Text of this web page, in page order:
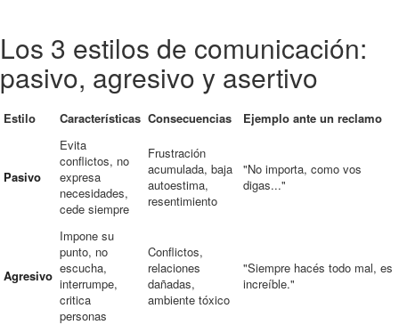
Los 3 estilos de comunicación:
pasivo, agresivo y asertivo
Estilo Características Consecuencias Ejemplo ante un reclamo
Pasivo
Evita
conflictos, no
expresa
necesidades,
cede siempre
Frustración
acumulada, baja
autoestima,
resentimiento
"No importa, como vos
digas..."
Agresivo
Impone su
punto, no
escucha,
interrumpe,
critica
personas
Conflictos,
relaciones
dañadas,
ambiente tóxico
"Siempre hacés todo mal, es
increíble."